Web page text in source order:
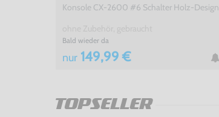
Konsole CX-2600 #6 Schalter Holz-Design
Bald wieder da
nur 149,99 €
TOPSELLER